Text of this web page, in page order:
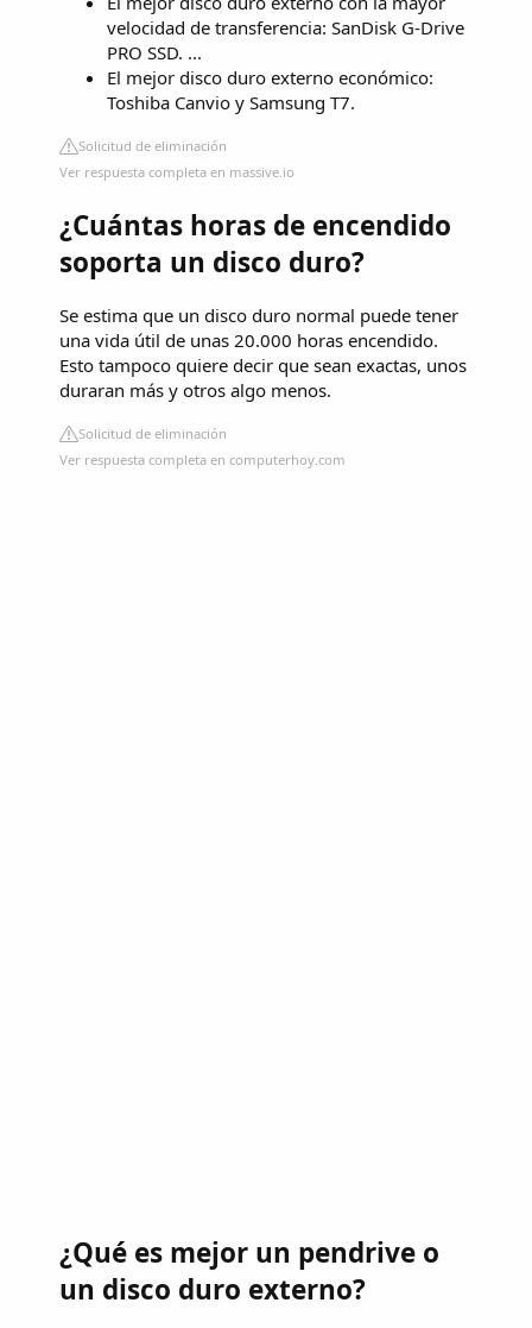
velocidad de transferencia: SanDisk G-Drive
PRO SSD. ...
El mejor disco duro externo económico:
Toshiba Canvio y Samsung T7.
Solicitud de eliminación
Ver respuesta completa en massive.io
¿Cuántas horas de encendido
soporta un disco duro?
Se estima que un disco duro normal puede tener
una vida útil de unas 20.000 horas encendido.
Esto tampoco quiere decir que sean exactas, unos
duraran más y otros algo menos.
Solicitud de eliminación
Ver respuesta completa en computerhoy.com
¿Qué es mejor un pendrive o
un disco duro externo?